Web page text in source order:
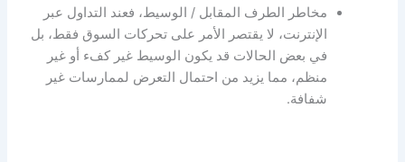
مخاطر الطرف المقابل / الوسيط، فعند التداول عبر
الإنترنت، لا يقتصر الأمر على تحركات السوق فقط، بل
في بعض الحالات قد يكون الوسيط غير كفء أو غير
منظم، مما يزيد من احتمال التعرض لممارسات غير
شفافة.